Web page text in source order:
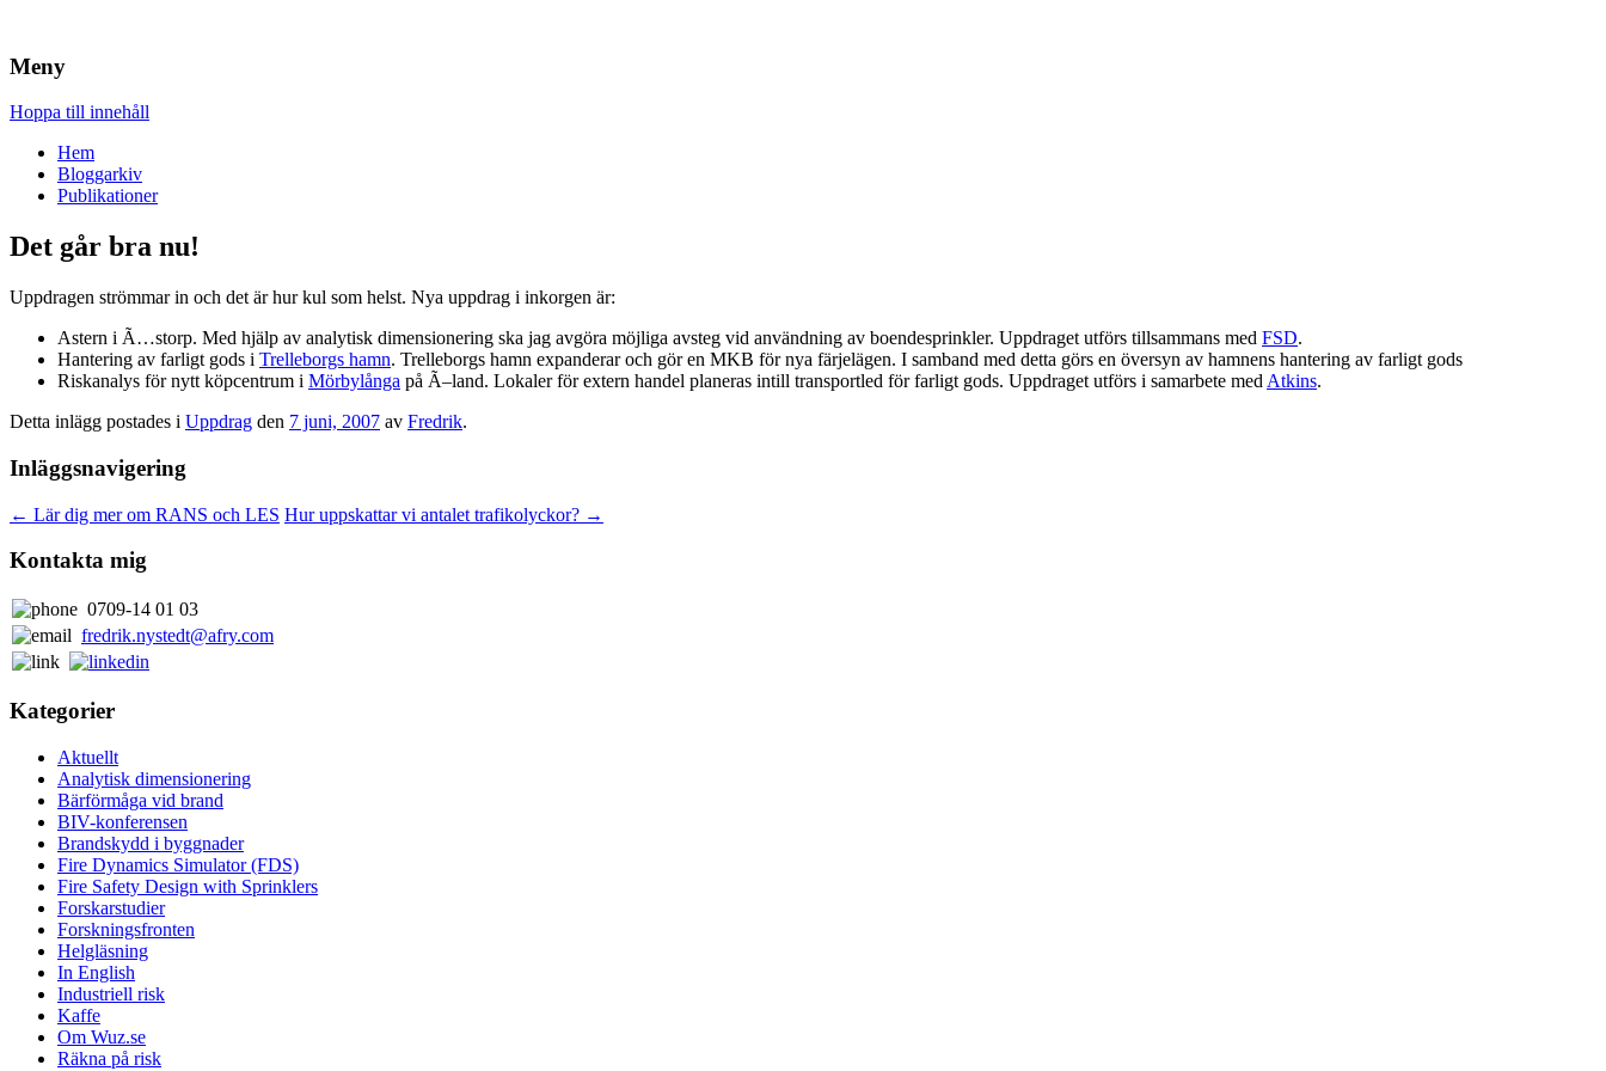
Wuz
Meny
Hoppa till innehåll
Hem
Bloggarkiv
Publikationer
Det går bra nu!
Uppdragen strömmar in och det är hur kul som helst. Nya uppdrag i inkorgen är:
Astern i Ã…storp. Med hjälp av analytisk dimensionering ska jag avgöra möjliga avsteg vid användning av boendesprinkler. Uppdraget utförs tillsammans med FSD.
Hantering av farligt gods i Trelleborgs hamn. Trelleborgs hamn expanderar och gör en MKB för nya färjelägen. I samband med detta görs en översyn av hamnens hantering av farligt gods
Riskanalys för nytt köpcentrum i Mörbylånga på Ã–land. Lokaler för extern handel planeras intill transportled för farligt gods. Uppdraget utförs i samarbete med Atkins.
Detta inlägg postades i Uppdrag den 7 juni, 2007 av Fredrik.
Inläggsnavigering
← Lär dig mer om RANS och LES Hur uppskattar vi antalet trafikolyckor? →
Kontakta mig
0709-14 01 03
fredrik.nystedt@afry.com
Kategorier
Aktuellt
Analytisk dimensionering
Bärförmåga vid brand
BIV-konferensen
Brandskydd i byggnader
Fire Dynamics Simulator (FDS)
Fire Safety Design with Sprinklers
Forskarstudier
Forskningsfronten
Helgläsning
In English
Industriell risk
Kaffe
Om Wuz.se
Räkna på risk